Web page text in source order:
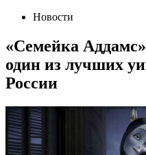
Новости
«Семейка
один из лучших
России